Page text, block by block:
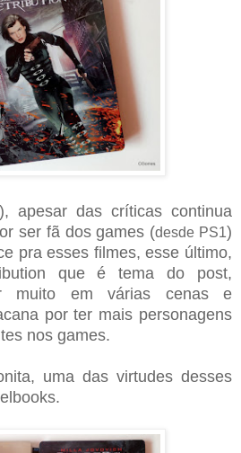
), apesar das críticas continua
ser fã dos games (desde PS1)
pra esses filmes, esse último,
que é tema do post,
muito em várias cenas e
por ter mais personagens
nos games.
uma das virtudes desses